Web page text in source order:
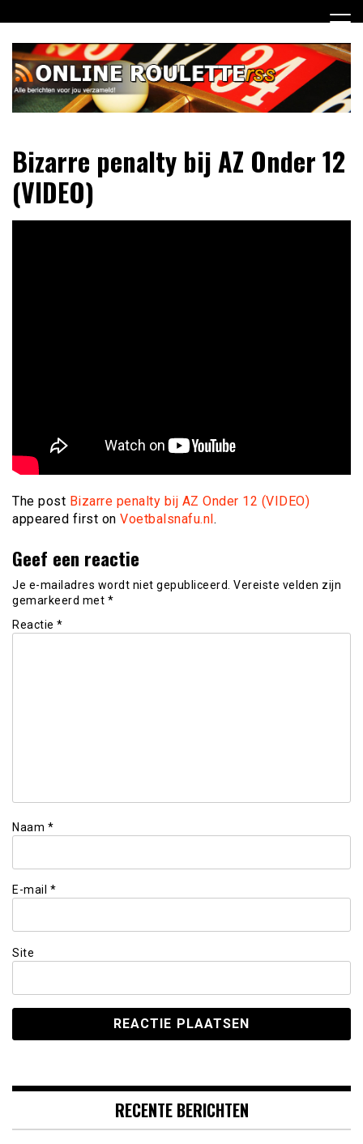
naar
inhoud
Online Roulette RSS
verzameld
Bizarre penalty bij AZ Onder 12
(VIDEO)
The post Bizarre penalty bij AZ Onder 12 (VIDEO)
appeared first on Voetbalsnafu.nl.
Geef een reactie
Je e-mailadres wordt niet gepubliceerd. Vereiste velden zijn
gemarkeerd met *
Reactie *
Naam *
E-mail *
Site
RECENTE BERICHTEN